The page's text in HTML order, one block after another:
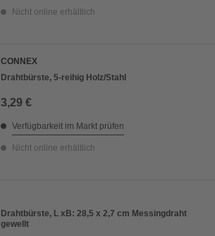
Nicht online erhältlich
CONNEX
Drahtbürste, 5-reihig Holz/Stahl
3,29 €
Verfügbarkeit im Markt prüfen
Nicht online erhältlich
Drahtbürste, L xB: 28,5 x 2,7 cm Messingdraht
gewellt